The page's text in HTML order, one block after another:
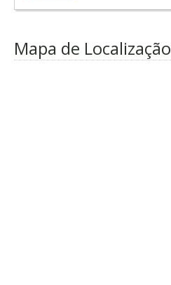
Mapa de Localização